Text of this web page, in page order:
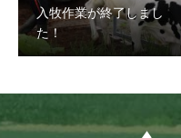
入牧作業が終了しまし
た！